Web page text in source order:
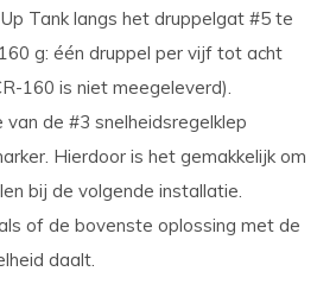
Tank langs het druppelgat #5 te
g: één druppel per vijf tot acht
160 is niet meegeleverd).
de #3 snelheidsregelklep
Hierdoor is het gemakkelijk om
bij de volgende installatie.
of de bovenste oplossing met de
daalt.